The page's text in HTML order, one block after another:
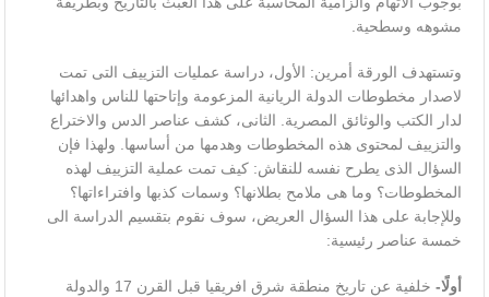
مشوهه وسطحية.
وتستهدف الورقة أمرين: الأول، دراسة عمليات التزييف التى تمت
لاصدار مخطوطات الدولة الريانية المزعومة وإتاحتها للناس واهدائها
لدار الكتب والوثائق المصرية. الثانى، كشف عناصر الدس والاختراع
والتزييف لمحتوى هذه المخطوطات وهدمها من أساسها. ولهذا فإن
السؤال الذى يطرح نفسه للنقاش: كيف تمت عملية التزييف لهذه
المخطوطات؟ وما هى ملامح بطلانها؟ وسمات كذبها وافتراءاتها؟
وللإجابة على هذا السؤال العريض، سوف نقوم بتقسيم الدراسة الى
خمسة عناصر رئيسية:
أولًا-
خلفية عن تاريخ منطقة شرق افريقيا قبل القرن 17 والدولة